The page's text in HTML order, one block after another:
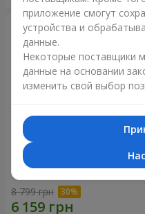
Букет "Сила Любви!"
8 799 грн
приложение смогут
устройства и
данные.
Некоторые поставщики
данные на основании
изменить свой выбор